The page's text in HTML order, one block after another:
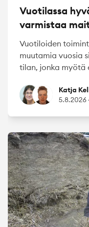
Vuotilassa
varmistaa
Vuotiloiden
muutamia vuosia
tilan, jonka myötä
Katja Kellokoski
Ville Myllylä
Katja
5.8.2026 ·